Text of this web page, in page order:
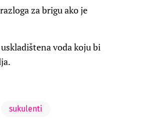
za brigu ako je
voda koju bi
sukulenti